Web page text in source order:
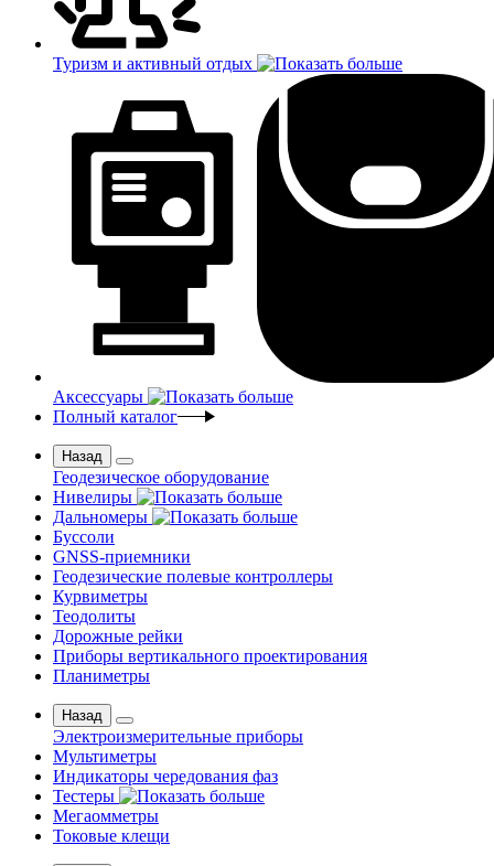
Туризм и активный отдых
Аксессуары
Полный каталог
Назад
Геодезическое оборудование
Нивелиры
Дальномеры
Буссоли
GNSS-приемники
Геодезические полевые контроллеры
Курвиметры
Теодолиты
Дорожные рейки
Приборы вертикального проектирования
Планиметры
Назад
Электроизмерительные приборы
Мультиметры
Индикаторы чередования фаз
Тестеры
Мегаомметры
Токовые клещи